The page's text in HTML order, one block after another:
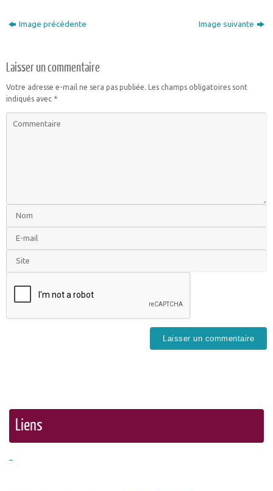
Image précédente Image suivante
Laisser un commentaire
Votre adresse e-mail ne sera pas publiée.
Les champs obligatoires sont
indiqués avec *
Liens